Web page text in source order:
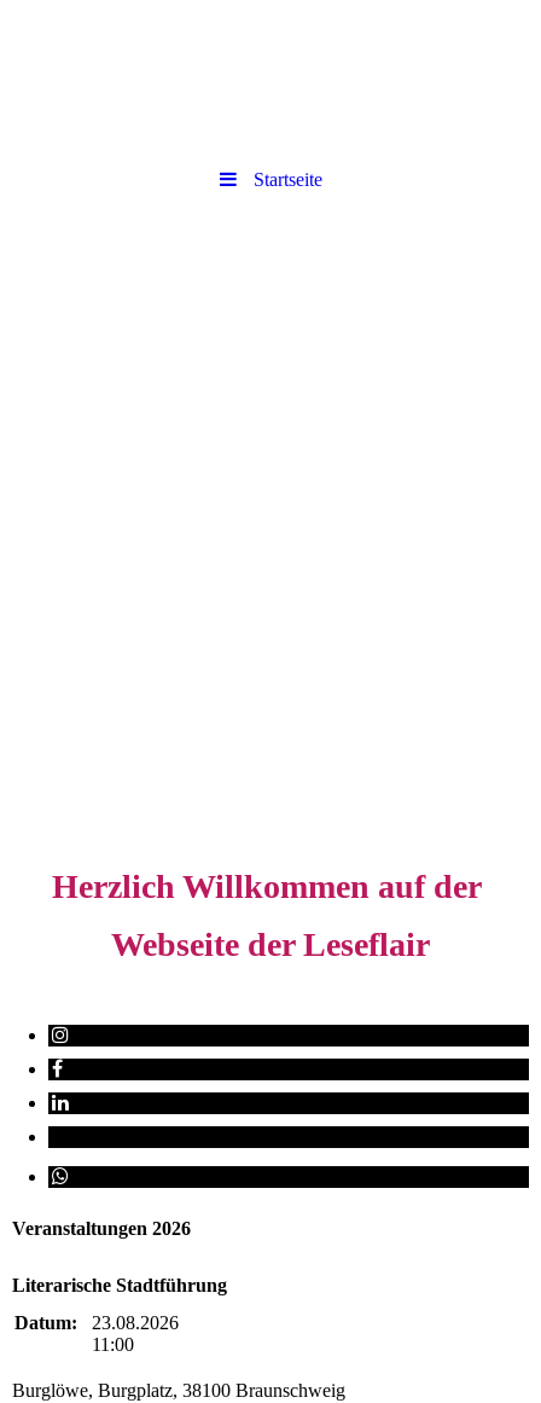
Startseite
Herzlich Willkommen auf der
Webseite der Leseflair
Veranstaltungen 2026
Literarische Stadtführung
Datum:
23.08.2026
11:00
Burglöwe, Burgplatz, 38100 Braunschweig